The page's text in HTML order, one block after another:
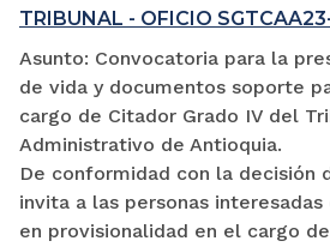
TRIBUNAL - OFICIO
Asunto: Convocatoria para la
de vida y documentos soporte
cargo de Citador Grado IV del
Administrativo de Antioquia.
De conformidad con la decisión
invita a las personas
en provisionalidad en el cargo de